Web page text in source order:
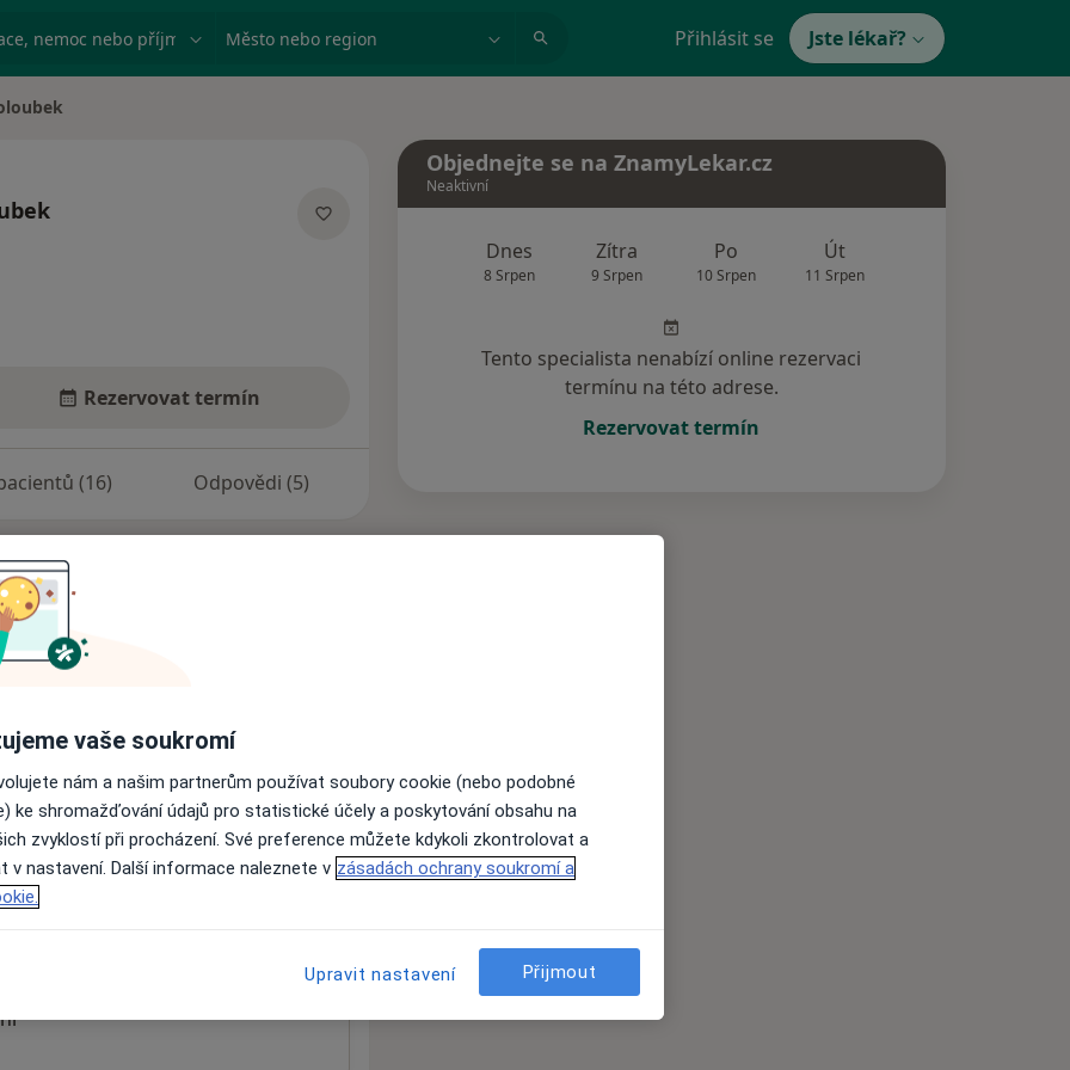
nemoc nebo příjmení Město nebo region Přihlásit se Jste lékař?
Rezervovat termín
(16) Odpovědi (5)
nejsou k dispozici
informace o svých službách.
Objednejte se na ZnamyLekar.cz
Neaktivní
Dnes
8 Srpen
Zítra
9 Srpen
Po
10 Srpen
Út
11 Srpen
Tento specialista nenabízí online rezervaci
termínu na této adrese.
Rezervovat termín
vaše soukromí
nám a našim partnerům používat soubory cookie (nebo podobné
ke shromažďování údajů pro statistické účely a poskytování obsahu na
zvyklostí při procházení. Své preference můžete kdykoli zkontrolovat a
v nastavení. Další informace naleznete v zásadách ochrany soukromí a
Upravit nastavení Přijmout